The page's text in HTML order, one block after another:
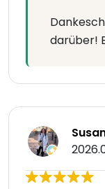
darüber!